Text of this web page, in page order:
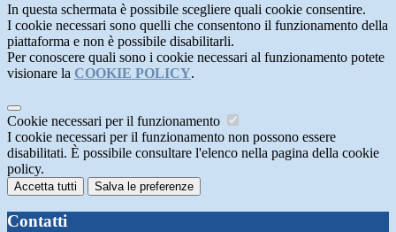
In questa schermata è possibile scegliere quali cookie consentire.
I cookie necessari sono quelli che consentono il funzionamento della
piattaforma e non è possibile disabilitarli.
Per conoscere quali sono i cookie necessari al funzionamento potete
visionare la COOKIE POLICY.
Cookie necessari per il funzionamento
I cookie necessari per il funzionamento non possono essere
disabilitati. È possibile consultare l'elenco nella pagina della cookie
policy.
Accetta tutti Salva le preferenze
Contatti